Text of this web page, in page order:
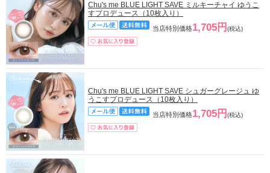
Chu's me BLUE LIGHT SAVE ミルキーチャイ ゆうこ
すプロデュース（10枚入り）
当店特別価格1,705円 (税込)
Chu's me BLUE LIGHT SAVE シュガーグレージュ ゆ
うこすプロデュース（10枚入り）
当店特別価格1,705円 (税込)